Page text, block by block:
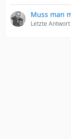
Muss man
Letzte